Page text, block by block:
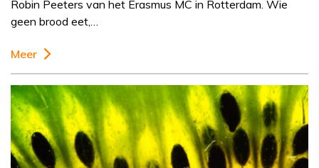
Robin Peeters van het Erasmus MC in Rotterdam. Wie
geen brood eet,…
Meer